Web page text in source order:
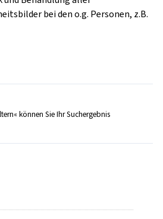
bei den o.g. Personen, z.B.
können Sie Ihr Suchergebnis